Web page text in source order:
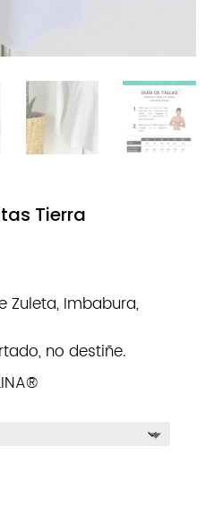
Tierra
Zuleta, Imbabura,
no destiñe.